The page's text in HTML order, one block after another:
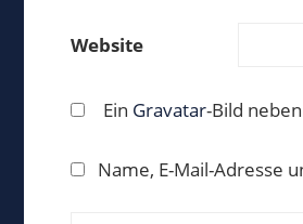
Website
Ein Gravatar-Bild
Name, E-Mail-Adresse